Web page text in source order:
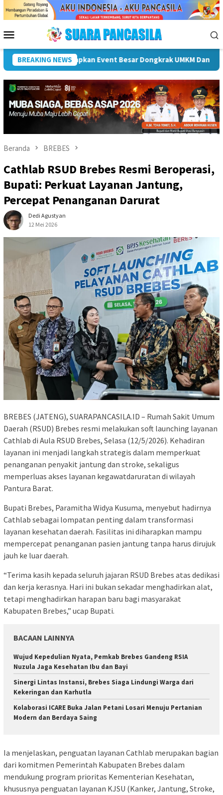
Menu
Mobile
BREAKING NEWS
Hendri Dukung Percepatan Penyaluran DAK Fisik Dan Dana
Beranda BREBES
Cathlab RSUD Brebes Resmi Beroperasi,
Bupati: Perkuat Layanan Jantung,
Percepat Penanganan Darurat
Dedi Agustyan
12 Mei 2026
BREBES (JATENG), SUARAPANCASILA.ID – Rumah Sakit Umum
Daerah (RSUD) Brebes resmi melakukan soft launching layanan
Cathlab di Aula RSUD Brebes, Selasa (12/5/2026). Kehadiran
layanan ini menjadi langkah strategis dalam memperkuat
penanganan penyakit jantung dan stroke, sekaligus
memperluas akses layanan kegawatdaruratan di wilayah
Pantura Barat.
Bupati Brebes, Paramitha Widya Kusuma, menyebut hadirnya
Cathlab sebagai lompatan penting dalam transformasi
layanan kesehatan daerah. Fasilitas ini diharapkan mampu
mempercepat penanganan pasien jantung tanpa harus dirujuk
jauh ke luar daerah.
“Terima kasih kepada seluruh jajaran RSUD Brebes atas dedikasi
dan kerja kerasnya. Hari ini bukan sekadar menghadirkan alat,
tetapi menghadirkan harapan baru bagi masyarakat
Kabupaten Brebes,” ucap Bupati.
BACAAN LAINNYA
Wujud Kepedulian Nyata, Pemkab Brebes Gandeng RSIA
Nuzula Jaga Kesehatan Ibu dan Bayi
Sinergi Lintas Instansi, Brebes Siaga Lindungi Warga dari
Kekeringan dan Karhutla
Kolaborasi ICARE Buka Jalan Petani Losari Menuju Pertanian
Modern dan Berdaya Saing
Ia menjelaskan, penguatan layanan Cathlab merupakan bagian
dari komitmen Pemerintah Kabupaten Brebes dalam
mendukung program prioritas Kementerian Kesehatan,
khususnya penguatan layanan KJSU (Kanker, Jantung, Stroke,